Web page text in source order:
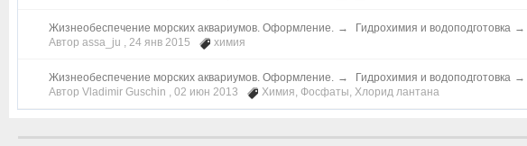
Жизнеобеспечение морских аквариумов. Оформление. → Гидрохимия и водоподготовка →
Автор assa_ju , 24 янв 2015 химия
Жизнеобеспечение морских аквариумов. Оформление. → Гидрохимия и водоподготовка →
Автор Vladimir Guschin , 02 июн 2013 Химия, Фосфаты, Хлорид лантана